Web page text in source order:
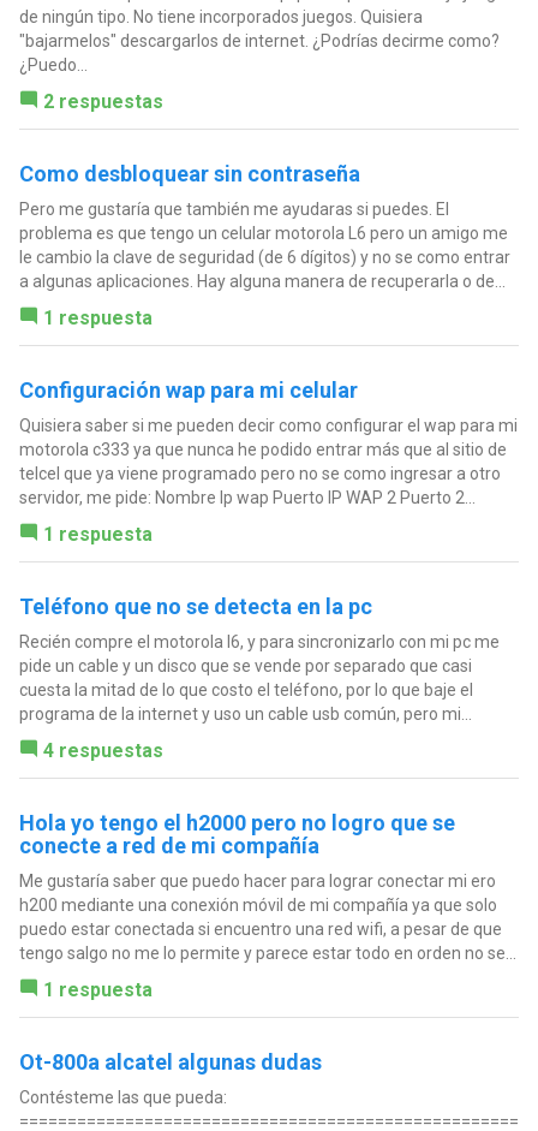
de ningún tipo. No tiene incorporados juegos. Quisiera
"bajarmelos" descargarlos de internet. ¿Podrías decirme como?
¿Puedo...
2 respuestas
Como desbloquear sin contraseña
Pero me gustaría que también me ayudaras si puedes. El
problema es que tengo un celular motorola L6 pero un amigo me
le cambio la clave de seguridad (de 6 dígitos) y no se como entrar
a algunas aplicaciones. Hay alguna manera de recuperarla o de...
1 respuesta
Configuración wap para mi celular
Quisiera saber si me pueden decir como configurar el wap para mi
motorola c333 ya que nunca he podido entrar más que al sitio de
telcel que ya viene programado pero no se como ingresar a otro
servidor, me pide: Nombre Ip wap Puerto IP WAP 2 Puerto 2...
1 respuesta
Teléfono que no se detecta en la pc
Recién compre el motorola l6, y para sincronizarlo con mi pc me
pide un cable y un disco que se vende por separado que casi
cuesta la mitad de lo que costo el teléfono, por lo que baje el
programa de la internet y uso un cable usb común, pero mi...
4 respuestas
Hola yo tengo el h2000 pero no logro que se
conecte a red de mi compañía
Me gustaría saber que puedo hacer para lograr conectar mi ero
h200 mediante una conexión móvil de mi compañía ya que solo
puedo estar conectada si encuentro una red wifi, a pesar de que
tengo salgo no me lo permite y parece estar todo en orden no se...
1 respuesta
Ot-800a alcatel algunas dudas
Contésteme las que pueda:
====================================================